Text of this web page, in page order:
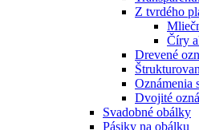
Z tvrdého
Číry
Drevené
Oznámenia
Dvojité
Svadobné obálky
Pásiky na obálku